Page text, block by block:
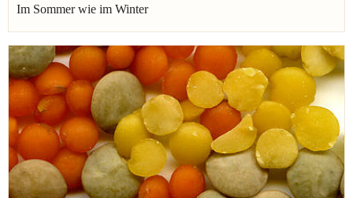
Im Sommer wie im Winter